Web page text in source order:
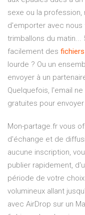
sexe ou la profession,
d'emporter avec
trimballons du
facilement des fichiers
lourde ? Ou un
envoyer à un
Quelquefois, l'email
gratuites pour
Mon-partage.fr vous
d'échange et de
aucune inscription,
publier rapidement,
période de votre
volumineux allant
avec AirDrop sur un